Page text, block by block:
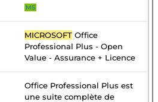
MS
MICROSOFT Office
Professional Plus - Open
Value - Assurance + Licence
Office Professional Plus est
une suite complète de